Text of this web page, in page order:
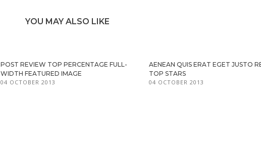
YOU MAY ALSO LIKE
POST REVIEW TOP PERCENTAGE FULL-
WIDTH FEATURED IMAGE
04 OCTOBER 2013
AENEAN QUIS ERAT EGET JUSTO
TOP STARS
04 OCTOBER 2013